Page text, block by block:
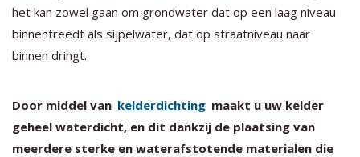
het kan zowel gaan om grondwater dat op een laag niveau
binnentreedt als sijpelwater, dat op straatniveau naar
binnen dringt.
Door middel van kelderdichting maakt u uw kelder
geheel waterdicht, en dit dankzij de plaatsing van
meerdere sterke en waterafstotende materialen die